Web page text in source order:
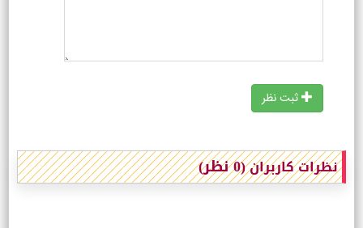
ثبت نظر
نظرات کاربران(0 نظر)